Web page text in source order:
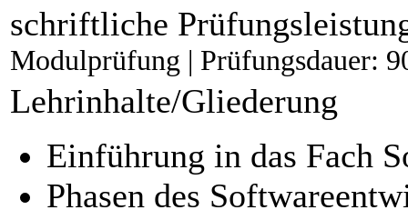
schriftliche
Modulprüfung | Prüfungsdauer:
Lehrinhalte/Gliederung
Einführung in das Fach
Phasen des